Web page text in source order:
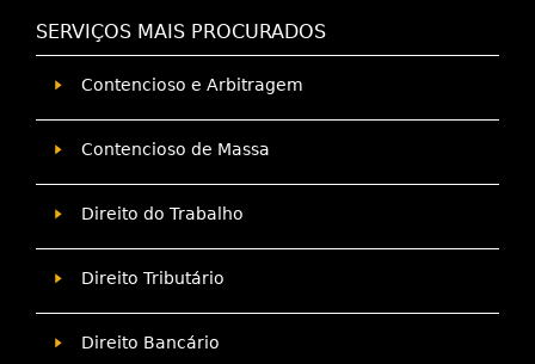
SERVIÇOS MAIS PROCURADOS
Contencioso e Arbitragem
Contencioso de Massa
Direito do Trabalho
Direito Tributário
Direito Bancário